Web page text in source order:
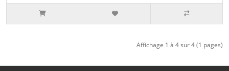
Affichage 1 à 4 sur 4 (1 pages)